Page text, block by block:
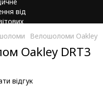
Велошоломи Oakley
Oakley DRT3
відгук